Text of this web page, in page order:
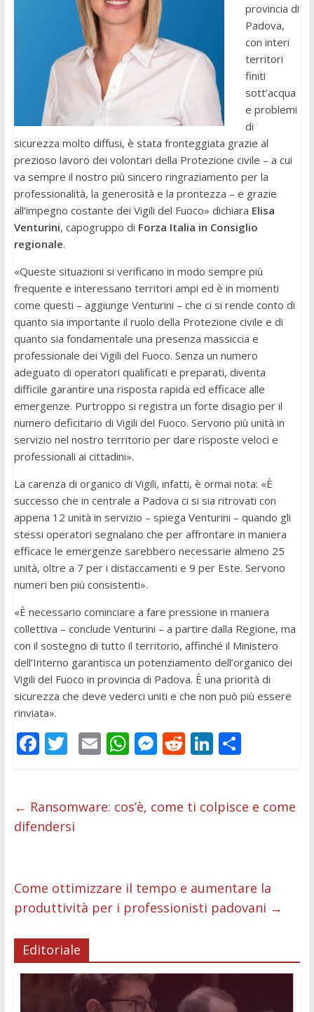
provincia di
Padova,
con interi
territori
finiti
sott’acqua
e problemi
di
sicurezza molto diffusi, è stata fronteggiata grazie al
prezioso lavoro dei volontari della Protezione civile – a cui
va sempre il nostro più sincero ringraziamento per la
professionalità, la generosità e la prontezza – e grazie
all’impegno costante dei Vigili del Fuoco» dichiara Elisa
Venturini, capogruppo di Forza Italia in Consiglio
regionale.
«Queste situazioni si verificano in modo sempre più
frequente e interessano territori ampi ed è in momenti
come questi – aggiunge Venturini – che ci si rende conto di
quanto sia importante il ruolo della Protezione civile e di
quanto sia fondamentale una presenza massiccia e
professionale dei Vigili del Fuoco. Senza un numero
adeguato di operatori qualificati e preparati, diventa
difficile garantire una risposta rapida ed efficace alle
emergenze. Purtroppo si registra un forte disagio per il
numero deficitario di Vigili del Fuoco. Servono più unità in
servizio nel nostro territorio per dare risposte veloci e
professionali ai cittadini».
La carenza di organico di Vigili, infatti, è ormai nota: «È
successo che in centrale a Padova ci si sia ritrovati con
appena 12 unità in servizio – spiega Venturini – quando gli
stessi operatori segnalano che per affrontare in maniera
efficace le emergenze sarebbero necessarie almeno 25
unità, oltre a 7 per i distaccamenti e 9 per Este. Servono
numeri ben più consistenti».
«È necessario cominciare a fare pressione in maniera
collettiva – conclude Venturini – a partire dalla Regione, ma
con il sostegno di tutto il territorio, affinché il Ministero
dell’Interno garantisca un potenziamento dell’organico dei
Vigili del Fuoco in provincia di Padova. È una priorità di
sicurezza che deve vederci uniti e che non può più essere
rinviata».
F
b
o
k
T
er
E
l
W
s
p
M
e
er
R
di
Li
e
C
di
← Ransomware: cos’è, come ti colpisce e come
difendersi
Come ottimizzare il tempo e aumentare la
produttività per i professionisti padovani →
Editoriale